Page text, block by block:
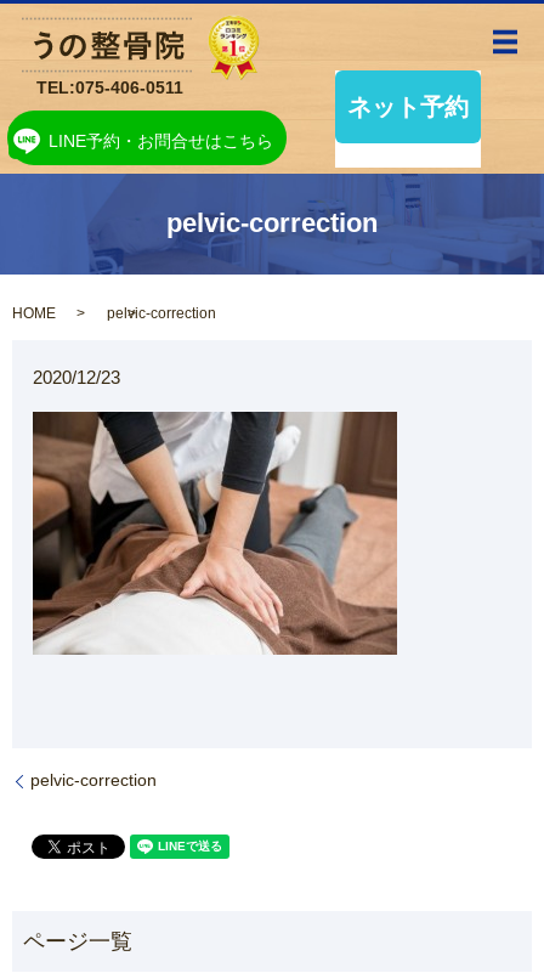
LINE予約・お問合せはこちら
TEL:075-406-0511
メ
pelvic-correction
HOME pelvic-correction
2020/12/23
pelvic-correction